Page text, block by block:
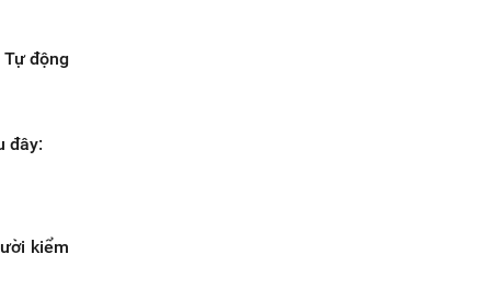
động
đây:
kiểm